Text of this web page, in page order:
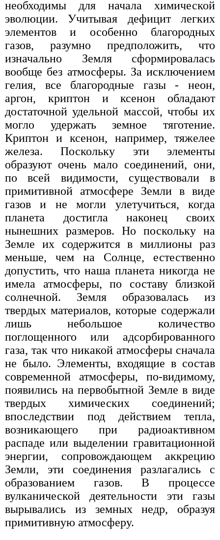
необходимы для начала химической
эволюции. Учитывая дефицит легких
элементов и особенно благородных
газов, разумно предположить, что
изначально Земля сформировалась
вообще без атмосферы. За исключением
гелия, все благородные газы - неон,
аргон, криптон и ксенон обладают
достаточной удельной массой, чтобы их
могло удержать земное тяготение.
Криптон и ксенон, например, тяжелее
железа. Поскольку эти элементы
образуют очень мало соединений, они,
по всей видимости, существовали в
примитивной атмосфере Земли в виде
газов и не могли улетучиться, когда
планета достигла наконец своих
нынешних размеров. Но поскольку на
Земле их содержится в миллионы раз
меньше, чем на Солнце, естественно
допустить, что наша планета никогда не
имела атмосферы, по составу близкой
солнечной. Земля образовалась из
твердых материалов, которые содержали
лишь небольшое количество
поглощенного или адсорбированного
газа, так что никакой атмосферы сначала
не было. Элементы, входящие в состав
современной атмосферы, по-видимому,
появились на первобытной Земле в виде
твердых химических соединений;
впоследствии под действием тепла,
возникающего при радиоактивном
распаде или выделении гравитационной
энергии, сопровождающем аккрецию
Земли, эти соединения разлагались с
образованием газов. В процессе
вулканической деятельности эти газы
вырывались из земных недр, образуя
примитивную атмосферу.